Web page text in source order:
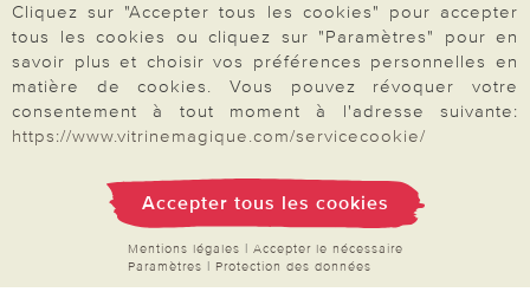
Demande de catalogue
Données personnelles
Droit de rétractation
Rétractation
Paiement & Livraison
Cliquez sur "Accepter tous les cookies" pour accepter
tous les cookies ou cliquez sur "Paramètres" pour en
savoir plus et choisir vos préférences personnelles en
matière de cookies. Vous pouvez révoquer votre
consentement à tout moment à l'adresse suivante:
https://www.vitrinemagique.com/servicecookie/
Accepter tous les cookies
Mentions légales | Accepter le nécessaire
Paramètres | Protection des données